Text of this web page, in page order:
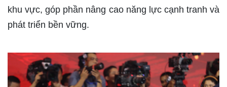
khu vực, góp phần nâng cao năng lực cạnh tranh và
phát triển bền vững.